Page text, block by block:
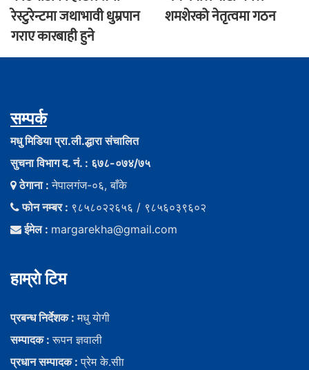
रेस्टुरेन्टमा जथाभावी धुम्रपान
गराए कारबाही हुने
शमशेरको नेतृत्वमा गठन
सम्पर्क
मधु मिडिया प्रा.ली.द्धारा संचालित
सुचना विभाग द. नं. : ६७८-०७४/७५
ठेगाना :नेपालगंज-०६, बाँके
फोन नम्बर : ९८५८०२२६५६ / ९८५६०३९६०२
ईमेल : margarekha@gmail.com
हाम्राे टिम
प्रबन्ध निर्देशक :मधु याेगी
सम्पादक :रूपन ज्ञवाली
प्रधान सम्पादक :प्रेम के.सीा